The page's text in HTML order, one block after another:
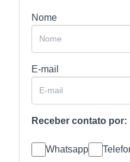
Nome
E-mail
Receber contato por:
Whatsapp